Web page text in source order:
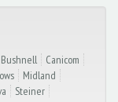
Bushnell
Canicom
Midland
Steiner